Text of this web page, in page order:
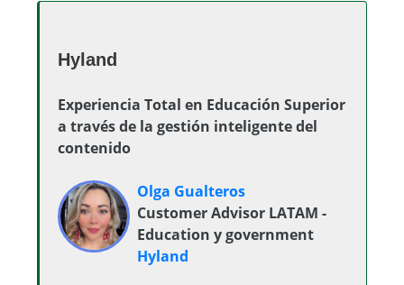
Hyland
Experiencia Total en Educación Superior
a través de la gestión inteligente del
contenido
Olga Gualteros
Customer Advisor LATAM -
Education y government
Hyland